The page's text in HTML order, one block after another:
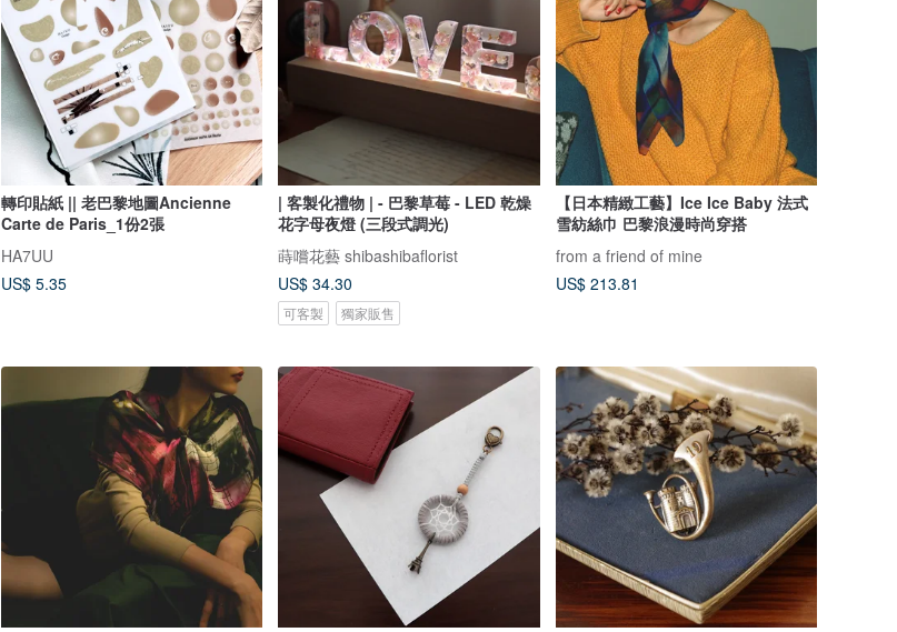
轉印貼紙 || 老巴黎地圖Ancienne
Carte de Paris_1份2張
HA7UU
US$ 5.35
| 客製化禮物 | - 巴黎草莓 - LED 乾燥
花字母夜燈 (三段式調光)
蒔嚐花藝 shibashibaflorist
US$ 34.30
可客製 獨家販售
【日本精緻工藝】Ice Ice Baby 法式
雪紡絲巾 巴黎浪漫時尚穿搭
from a friend of mine
US$ 213.81